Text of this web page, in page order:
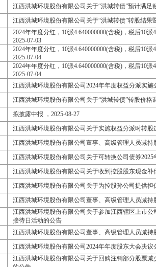
江西洪城环境股份有限公司关于“洪城转债”预计满足
江西洪城环境股份有限公司关于“洪城转债”转股结果
2024年年度分红，10派4.640000000(含税)，税后10派
2025-07-03
2024年年度分红，10派4.640000000(含税)，税后10派
2025-07-04
2024年年度分红，10派4.640000000(含税)，税后10派
2025-07-04
江西洪城环境股份有限公司2024年年度权益分派实施
江西洪城环境股份有限公司关于“洪城转债”转股价格
拟披露中报 ，2025-08-27
江西洪城环境股份有限公司关于实施权益分派时转股
江西洪城环境股份有限公司董事、高级管理人员减持
江西洪城环境股份有限公司关于可转换公司债券
江西洪城环境股份有限公司关于收到控股股东现金补
江西洪城环境股份有限公司关于为控股孙公司提供担
江西洪城环境股份有限公司董事、高级管理人员减持
江西洪城环境股份有限公司关于参加江西辖区上市公
接待日活动的公告
江西洪城环境股份有限公司董事、高级管理人员减持
江西洪城环境股份有限公司2024年年度股东大会决议
江西洪城环境股份有限公司关于回购注销部分股票减